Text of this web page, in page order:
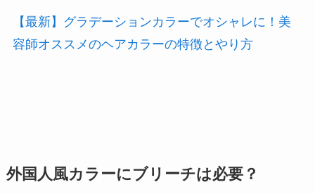
【最新】グラデーションカラーでオシャレに！美
容師オススメのヘアカラーの特徴とやり方
外国人風カラーにブリーチは必要？